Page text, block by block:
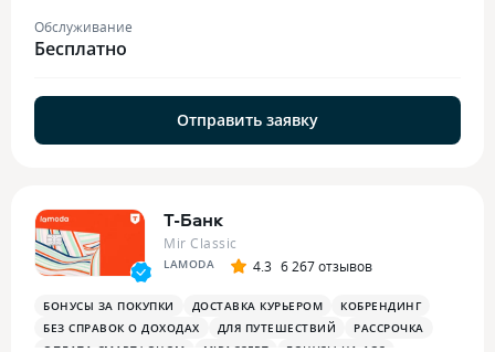
Обслуживание
Бесплатно
Отправить заявку
Т-Банк
Mir Classic
LAMODA 4.3 6 267 отзывов
БОНУСЫ ЗА ПОКУПКИ ДОСТАВКА КУРЬЕРОМ
КОБРЕНДИНГ
БЕЗ СПРАВОК О ДОХОДАХ
ДЛЯ ПУТЕШЕСТВИЙ
РАССРОЧКА